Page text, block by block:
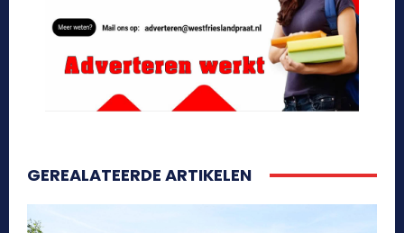
GEREALATEERDE ARTIKELEN